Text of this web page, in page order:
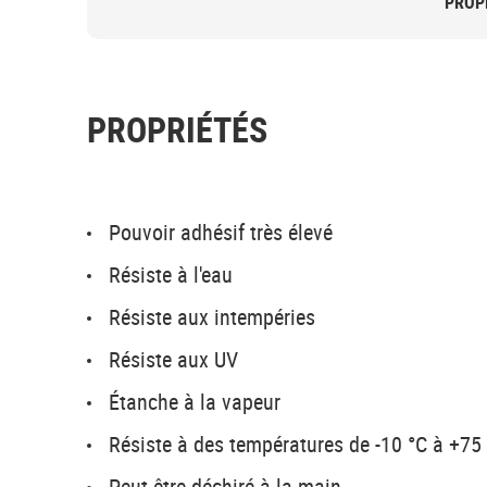
PROPRIÉTÉS
Pouvoir adhésif très élevé
Résiste à l'eau
Résiste aux intempéries
Résiste aux UV
Étanche à la vapeur
Résiste à des températures de -10 °C à +75